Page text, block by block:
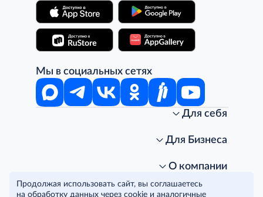
Мы в социальных сетях
Для себя
Стань клиентом METRO
Подарочные карты. Активация и баланс
Для Бизнеса
Получить карту для бизнеса
Для магазинов
О компании
Карьера
Условия и соглашения
Продолжая использовать сайт, вы соглашаетесь
на обработку данных через cookie и аналогичные